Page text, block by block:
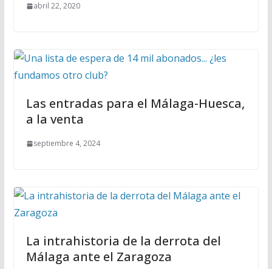
abril 22, 2020
Las entradas para el Málaga-Huesca,
a la venta
septiembre 4, 2024
La intrahistoria de la derrota del
Málaga ante el Zaragoza